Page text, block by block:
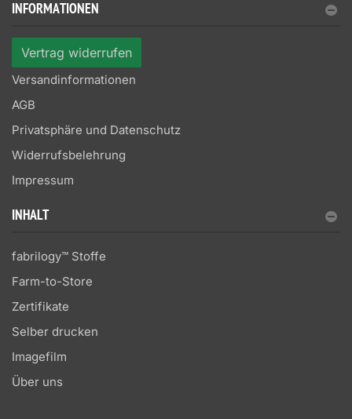
INFORMATIONEN
Vertrag widerrufen
Versandinformationen
AGB
Privatsphäre und Datenschutz
Widerrufsbelehrung
Impressum
INHALT
fabrilogy™ Stoffe
Farm-to-Store
Zertifikate
Selber drucken
Imagefilm
Über uns